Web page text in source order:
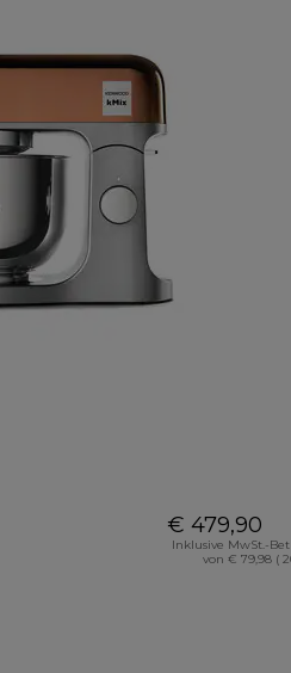
€ 479,90
Inklusive MwSt.-
von € 79,98 (